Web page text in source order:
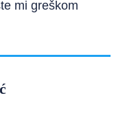
mi greškom